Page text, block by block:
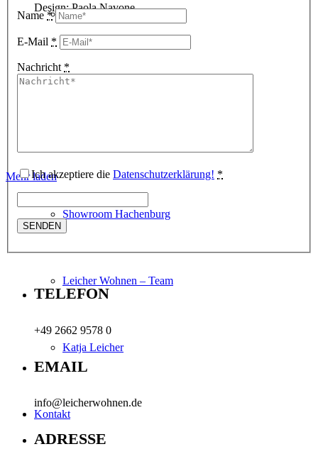
3D Visualisierungen
Geschenkgutscheine
Showroom Hachenburg
Leicher Wohnen – Team
Katja Leicher
Kontakt
Design: Paola Navone
Mehr laden
Name*
E-Mail *
Nachricht *
Ich akzeptiere die Datenschutzerklärung! *
TELEFON
+49 2662 9578 0
EMAIL
info@leicherwohnen.de
ADRESSE